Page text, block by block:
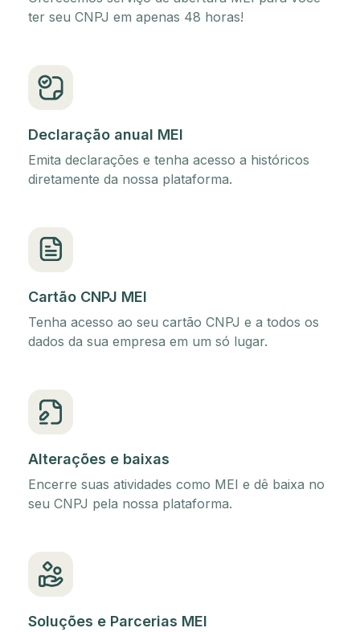
ter seu CNPJ em apenas 48 horas!
Declaração anual MEI
Emita declarações e tenha acesso a históricos
diretamente da nossa plataforma.
Cartão CNPJ MEI
Tenha acesso ao seu cartão CNPJ e a todos os
dados da sua empresa em um só lugar.
Alterações e baixas
Encerre suas atividades como MEI e dê baixa no
seu CNPJ pela nossa plataforma.
Soluções e Parcerias MEI